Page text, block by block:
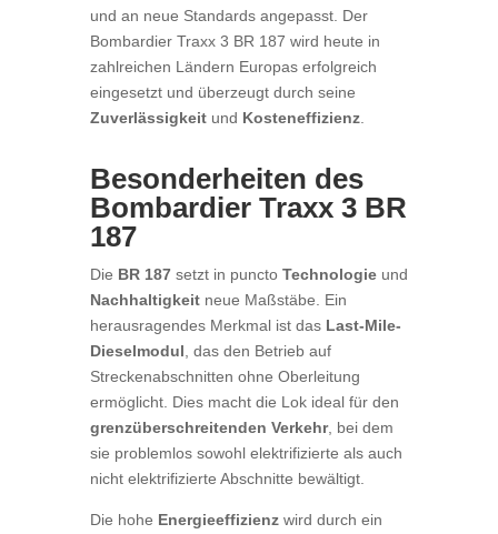
und an neue Standards angepasst. Der
Bombardier Traxx 3 BR 187 wird heute in
zahlreichen Ländern Europas erfolgreich
eingesetzt und überzeugt durch seine
Zuverlässigkeitund Kosteneffizienz.
Besonderheiten des
Bombardier Traxx 3 BR
187
Die BR 187setzt in puncto Technologieund
Nachhaltigkeitneue Maßstäbe. Ein
herausragendes Merkmal ist das Last-Mile-
Dieselmodul , das den Betrieb auf
Streckenabschnitten ohne Oberleitung
ermöglicht. Dies macht die Lok ideal für den
grenzüberschreitenden Verkehr, bei dem
sie problemlos sowohl elektrifizierte als auch
nicht elektrifizierte Abschnitte bewältigt.
Die hohe Energieeffizienzwird durch ein